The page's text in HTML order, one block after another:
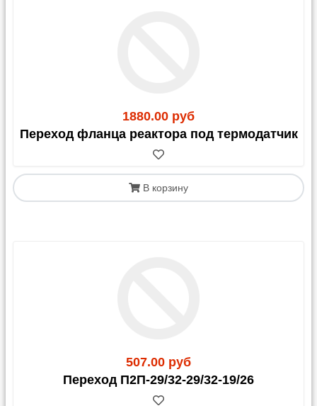
1880.00 руб
Переход фланца реактора под термодатчик
В корзину
507.00 руб
Переход П2П-29/32-29/32-19/26